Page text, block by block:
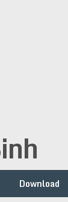
Download